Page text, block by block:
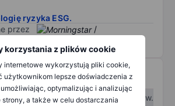
korzystania z plików cookie
internetowe wykorzystują pliki cookie,
użytkownikom lepsze doświadczenia z
optymalizując i analizując
strony, a także w celu dostarczania
ryzyka ESG.
przez
/
W I kw.
W II kw.